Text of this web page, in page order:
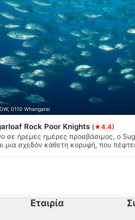
0110 Whangarei
Rock Poor Knights (★4.4)
σε ήρεμες ημέρες προσβάσιμος, ο
μια σχεδόν κάθετη κορυφή, που
Εταιρία
δεδομένων για την επιλογή
IAB:
δεδομένων γεωεντοπισμού
με βάση πληροφορίες που
που δεν αφορούν τη ΔΑΒ: